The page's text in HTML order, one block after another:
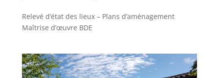
Relevé d’état des lieux – Plans d’aménagement
Maîtrise d’œuvre BDE